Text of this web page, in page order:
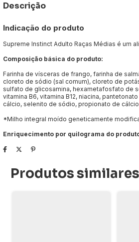
Descrição
Indicação do produto
Supreme Instinct Adulto Raças Médias é um
Composição básica do produto:
Farinha de vísceras de frango, farinha de
cloreto de sódio (sal comum), cloreto de
sulfato de glicosamina, hexametafosfato de
vitamina B6, vitamina B12, niacina,
cálcio, selenito de sódio, propionato de
*Milho integral moído geneticamente
Enriquecimento por quilograma do
Produtos similares